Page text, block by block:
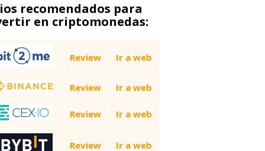
recomendados para
en criptomonedas:
Review Ir a web
Review Ir a web
Review Ir a web
Review Ir a web